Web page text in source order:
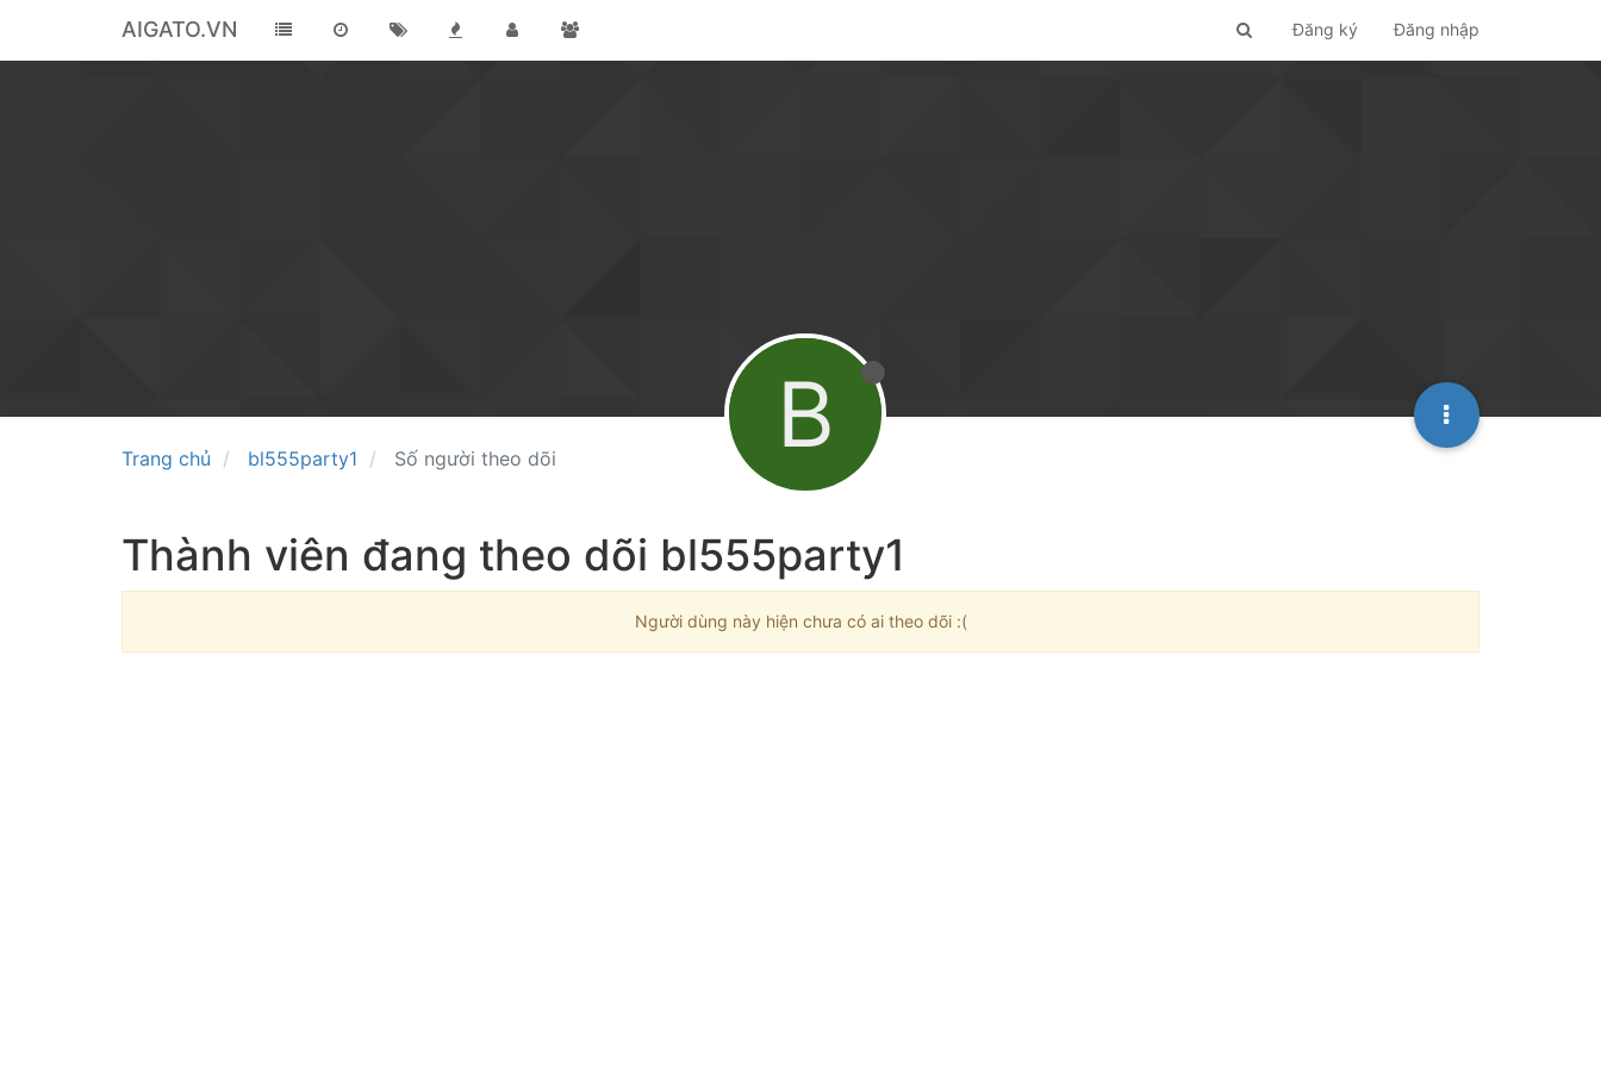
AIGATO.VN Đăng ký Đăng nhập
Trang chủ bl555party1 Số người theo dõi B
Thành viên đang theo dõi bl555party1
Người dùng này hiện chưa có ai theo dõi :(